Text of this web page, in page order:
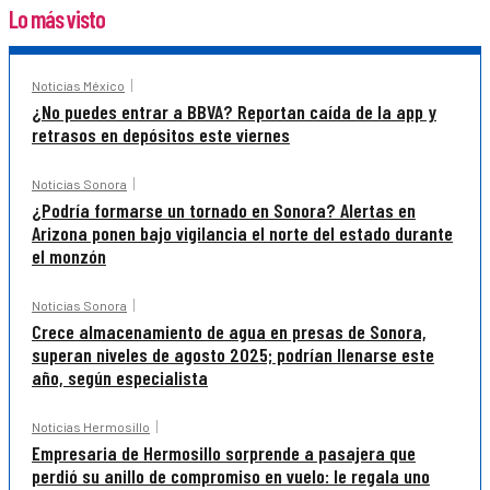
Lo más visto
Noticias México
¿No puedes entrar a BBVA? Reportan caída de la app y
retrasos en depósitos este viernes
Noticias Sonora
¿Podría formarse un tornado en Sonora? Alertas en
Arizona ponen bajo vigilancia el norte del estado durante
el monzón
Noticias Sonora
Crece almacenamiento de agua en presas de Sonora,
superan niveles de agosto 2025; podrían llenarse este
año, según especialista
Noticias Hermosillo
Empresaria de Hermosillo sorprende a pasajera que
perdió su anillo de compromiso en vuelo: le regala uno